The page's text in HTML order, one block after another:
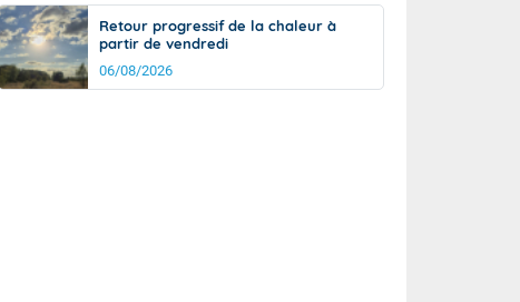
Retour progressif de la chaleur à
partir de vendredi
06/08/2026